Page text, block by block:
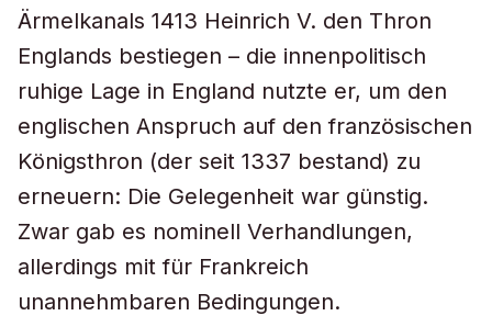
Ärmelkanals 1413 Heinrich V. den Thron
Englands bestiegen – die innenpolitisch
ruhige Lage in England nutzte er, um den
englischen Anspruch auf den französischen
Königsthron (der seit 1337 bestand) zu
erneuern: Die Gelegenheit war günstig.
Zwar gab es nominell Verhandlungen,
allerdings mit für Frankreich
unannehmbaren Bedingungen.